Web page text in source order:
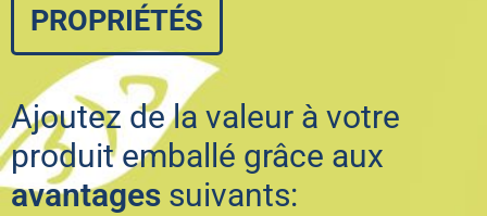
PROPRIÉTÉS
Ajoutez de la valeur à votre
produit emballé grâce aux
avantages suivants: